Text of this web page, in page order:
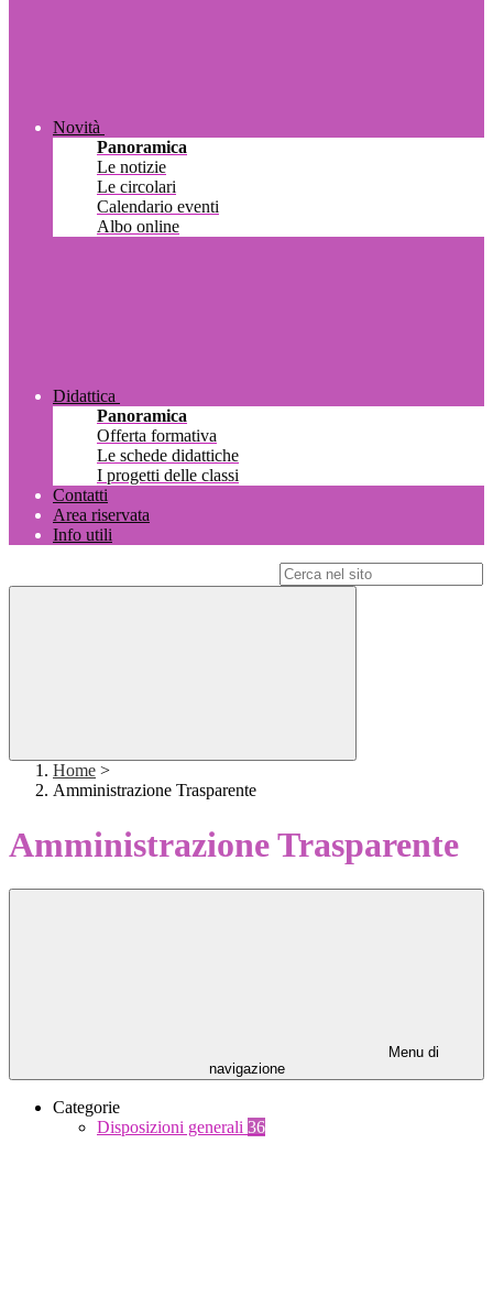
Novità
Panoramica
Le notizie
Le circolari
Calendario eventi
Albo online
Didattica
Panoramica
Offerta formativa
Le schede didattiche
I progetti delle classi
Contatti
Area riservata
Info utili
Home >
Amministrazione Trasparente
Amministrazione Trasparente
Menu di
navigazione
Categorie
Disposizioni generali 36